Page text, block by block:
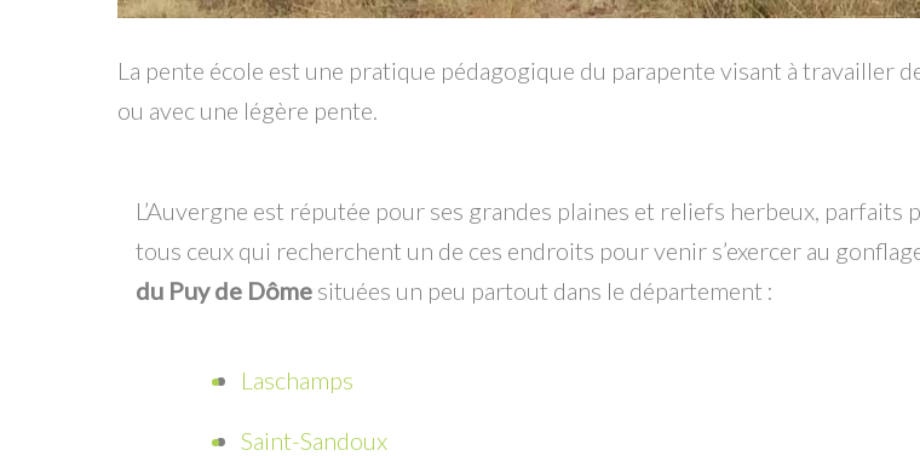
La pente école est une pratique pédagogique du parapente visant à travailler
ou avec une légère pente.
L’Auvergne est réputée pour ses grandes plaines et reliefs herbeux,
tous ceux qui recherchent un de ces endroits pour venir s’exercer au
du Puy de Dôme situées un peu partout dans le département :
Laschamps
Saint-Sandoux